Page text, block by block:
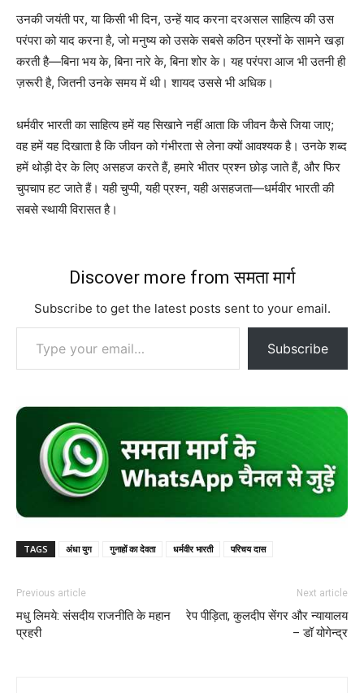
उनकी जयंती पर, या किसी भी दिन, उन्हें याद करना दरअसल साहित्य की उस
परंपरा को याद करना है, जो मनुष्य को उसके सबसे कठिन प्रश्नों के सामने खड़ा
करती है—बिना भय के, बिना नारे के, बिना शोर के। यह परंपरा आज भी उतनी ही
ज़रूरी है, जितनी उनके समय में थी। शायद उससे भी अधिक।
धर्मवीर भारती का साहित्य हमें यह सिखाने नहीं आता कि जीवन कैसे जिया जाए;
वह हमें यह दिखाता है कि जीवन को गंभीरता से लेना क्यों आवश्यक है। उनके शब्द
हमें थोड़ी देर के लिए असहज करते हैं, हमारे भीतर प्रश्न छोड़ जाते हैं, और फिर
चुपचाप हट जाते हैं। यही चुप्पी, यही प्रश्न, यही असहजता—धर्मवीर भारती की
सबसे स्थायी विरासत है।
Discover more from समता मार्ग
Subscribe to get the latest posts sent to your email.
Type your email…
Subscribe
TAGS अंधा युग गुनाहों का देवता धर्मवीर भारती परिचय दास
Previous article
मधु लिमये: संसदीय राजनीति के महान
प्रहरी
Next article
रेप पीड़िता, कुलदीप सेंगर और न्यायालय
– डॉ योगेन्द्र